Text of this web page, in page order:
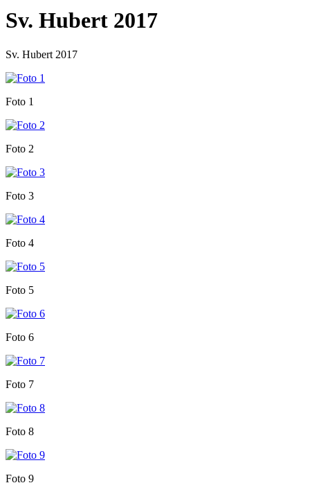
Sv. Hubert 2017
Sv. Hubert 2017
Foto 1
Foto 2
Foto 3
Foto 4
Foto 5
Foto 6
Foto 7
Foto 8
Foto 9